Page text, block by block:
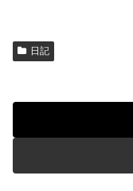
日記